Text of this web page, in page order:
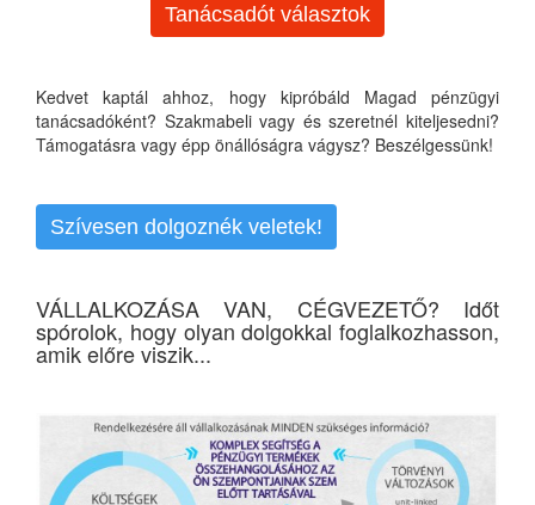
Tanácsadót választok
Kedvet kaptál ahhoz, hogy kipróbáld Magad pénzügyi
tanácsadóként? Szakmabeli vagy és szeretnél kiteljesedni?
Támogatásra vagy épp önállóságra vágysz? Beszélgessünk!
Szívesen dolgoznék veletek!
VÁLLALKOZÁSA VAN, CÉGVEZETŐ? Időt
spórolok, hogy olyan dolgokkal foglalkozhasson,
amik előre viszik...